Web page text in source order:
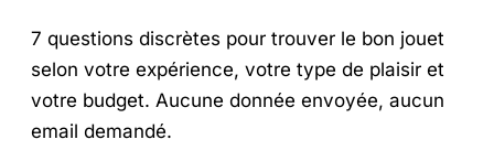
7 questions discrètes pour trouver le bon jouet
selon votre expérience, votre type de plaisir et
votre budget. Aucune donnée envoyée, aucun
email demandé.